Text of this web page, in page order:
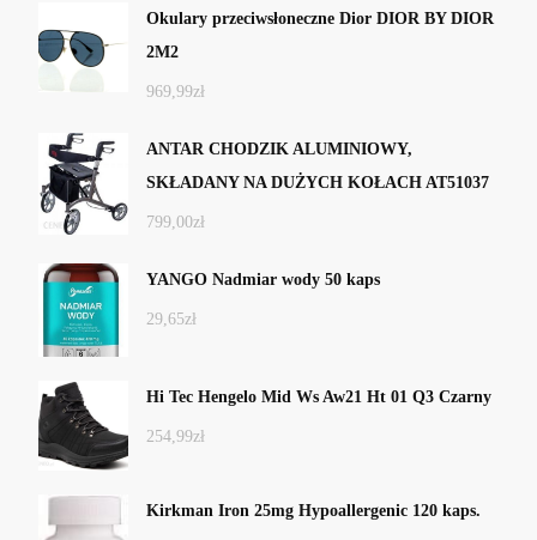
Okulary przeciwsłoneczne Dior DIOR BY DIOR
2M2
969,99zł
ANTAR CHODZIK ALUMINIOWY,
SKŁADANY NA DUŻYCH KOŁACH AT51037
799,00zł
YANGO Nadmiar wody 50 kaps
29,65zł
Hi Tec Hengelo Mid Ws Aw21 Ht 01 Q3 Czarny
254,99zł
Kirkman Iron 25mg Hypoallergenic 120 kaps.